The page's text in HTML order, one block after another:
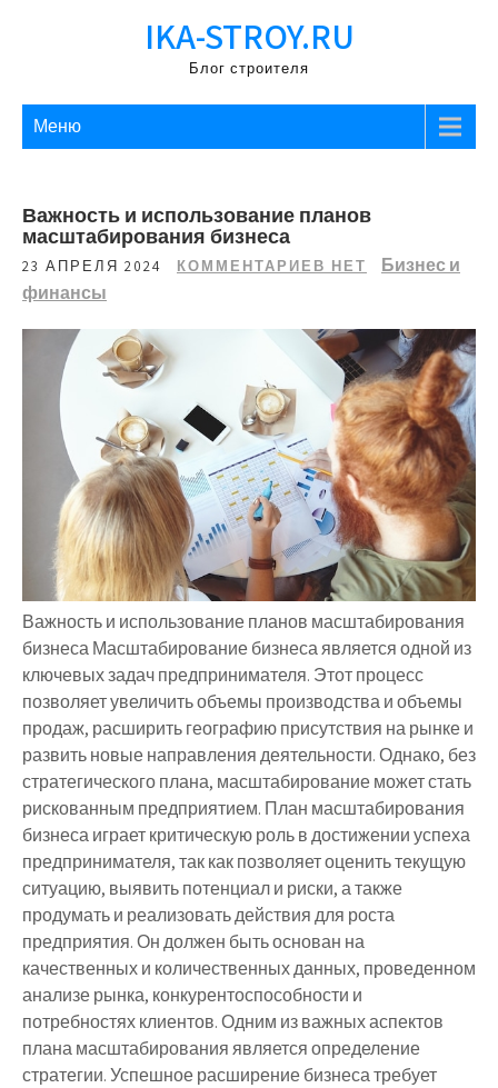
IKA-STROY.RU
Блог строителя
Меню
Важность и использование планов
масштабирования бизнеса
23 АПРЕЛЯ 2024 КОММЕНТАРИЕВ НЕТ
Бизнес и
финансы
Важность и использование планов масштабирования
бизнеса Масштабирование бизнеса является одной из
ключевых задач предпринимателя. Этот процесс
позволяет увеличить объемы производства и объемы
продаж, расширить географию присутствия на рынке и
развить новые направления деятельности. Однако, без
стратегического плана, масштабирование может стать
рискованным предприятием. План масштабирования
бизнеса играет критическую роль в достижении успеха
предпринимателя, так как позволяет оценить текущую
ситуацию, выявить потенциал и риски, а также
продумать и реализовать действия для роста
предприятия. Он должен быть основан на
качественных и количественных данных, проведенном
анализе рынка, конкурентоспособности и
потребностях клиентов. Одним из важных аспектов
плана масштабирования является определение
стратегии. Успешное расширение бизнеса требует